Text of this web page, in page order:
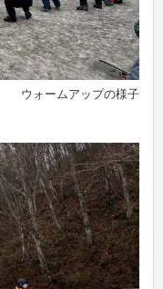
ウォームアップの様子